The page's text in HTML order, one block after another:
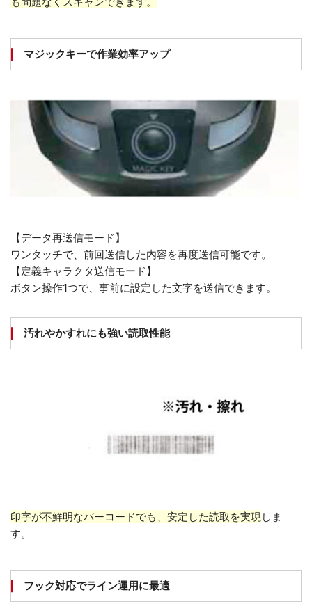
マジックキーで作業効率アップ
【データ再送信モード】
ワンタッチで、前回送信した内容を再度送信可能です。
【定義キャラクタ送信モード】
ボタン操作1つで、事前に設定した文字を送信できます。
汚れやかすれにも強い読取性能
印字が不鮮明なバーコードでも、安定した読取を実現しま
す。
フック対応でライン運用に最適